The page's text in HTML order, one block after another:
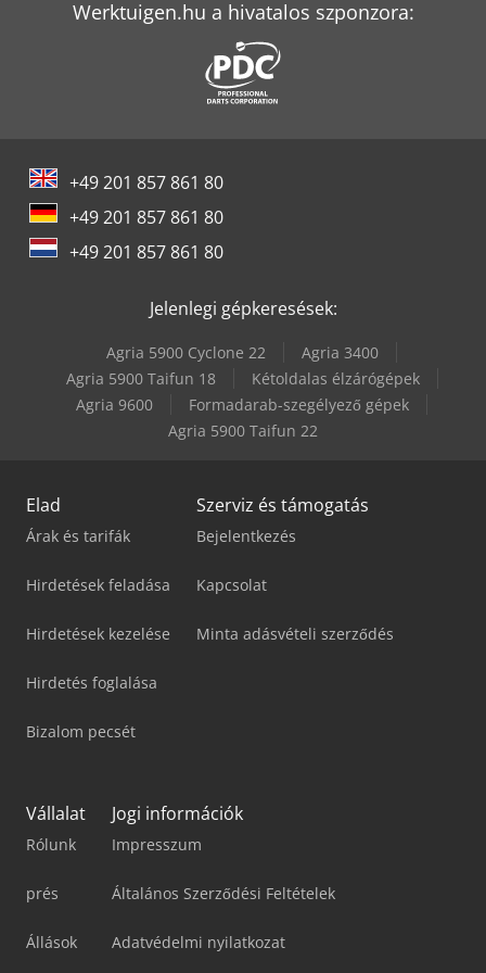
Weinbrenner Tsv 6/3050
Werktuigen.hu a hivatalos szponzora:
+49 201 857 861 80
+49 201 857 861 80
+49 201 857 861 80
Jelenlegi gépkeresések:
Agria 5900 Cyclone 22
Agria 3400
Agria 5900 Taifun 18
Kétoldalas élzárógépek
Agria 9600
Formadarab-szegélyező gépek
Agria 5900 Taifun 22
Elad
Árak és tarifák
Hirdetések feladása
Hirdetések kezelése
Hirdetés foglalása
Bizalom pecsét
Szerviz és támogatás
Bejelentkezés
Kapcsolat
Minta adásvételi szerződés
Vállalat
Rólunk
prés
Állások
Jogi információk
Impresszum
Általános Szerződési Feltételek
Adatvédelmi nyilatkozat